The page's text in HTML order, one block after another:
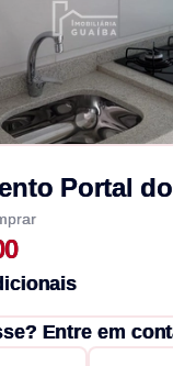
Portal
Entre em